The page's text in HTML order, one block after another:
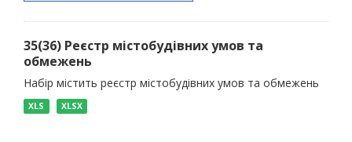
35(36) Реєстр містобудівних умов та
обмежень
Набір містить реєстр містобудівних умов та обмежень
XLS XLSX